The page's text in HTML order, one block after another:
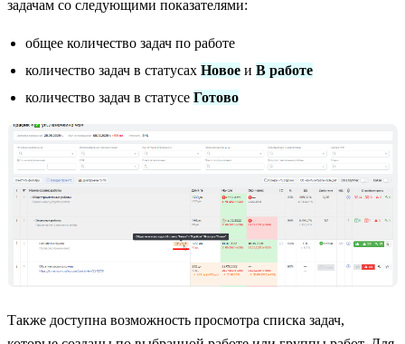
задачам со следующими показателями:
общее количество задач по работе
количество задач в статусах Новое и В работе
количество задач в статусе Готово
Также доступна возможность просмотра списка задач,